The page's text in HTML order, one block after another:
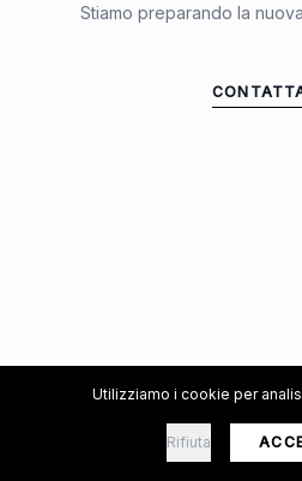
Stiamo preparando la
Utilizziamo i cookie per
Rifiuta